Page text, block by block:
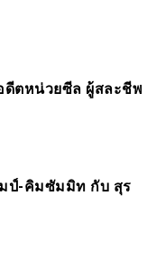
ดีตหน่วยซีล ผู้สละชีพ
ป์-คิมซัมมิท กับ สุร